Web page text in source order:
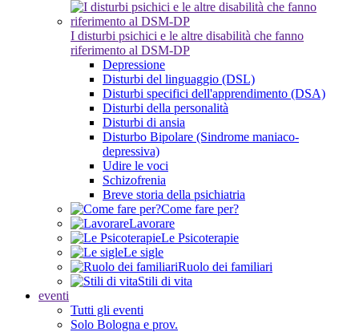
I disturbi psichici e le altre disabilità che fanno
riferimento al DSM-DP
Depressione
Disturbi del linguaggio (DSL)
Disturbi specifici dell'apprendimento (DSA)
Disturbi della personalità
Disturbi di ansia
Disturbo Bipolare (Sindrome maniaco-
depressiva)
Udire le voci
Schizofrenia
Breve storia della psichiatria
Come fare per?
Lavorare
Le Psicoterapie
Le sigle
Ruolo dei familiari
Stili di vita
eventi
Tutti gli eventi
Solo Bologna e prov.